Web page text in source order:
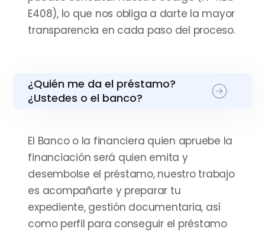
E408), lo que nos obliga a darte la mayor
transparencia en cada paso del proceso.
¿Quién me da el préstamo?
¿Ustedes o el banco?
El Banco o la financiera quien apruebe la
financiación será quien emita y
desembolse el préstamo, nuestro trabajo
es acompañarte y preparar tu
expediente, gestión documentaria, así
como perfil para conseguir el préstamo